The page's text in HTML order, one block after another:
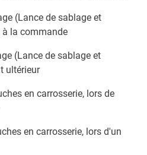
(Lance de sablage et
la commande
(Lance de sablage et
ultérieur
en carrosserie, lors de
en carrosserie, lors d'un